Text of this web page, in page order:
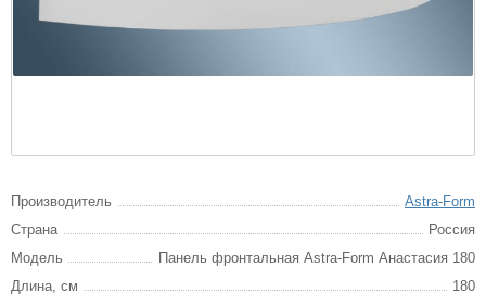
Производитель
Astra-Form
Страна
Россия
Модель
Панель фронтальная Astra-Form Анастасия 180
Длина, см
180